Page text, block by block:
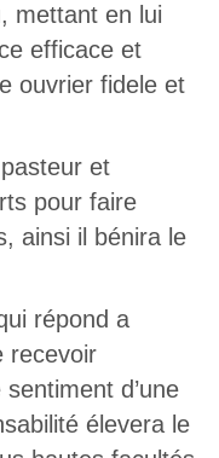
mettant en lui
efficace et
ouvrier fidele et
et
pour faire
ainsi il bénira le
répond a
recevoir
sentiment d’une
élevera le